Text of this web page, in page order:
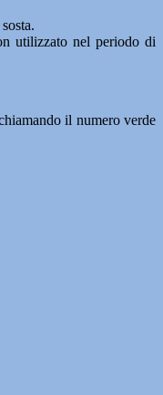
utilizzato nel periodo di
il numero verde